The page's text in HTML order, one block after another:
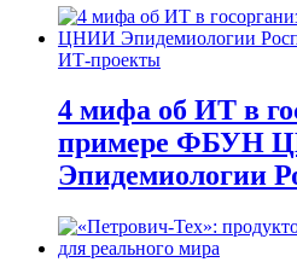
ИТ-проекты
4 мифа об ИТ в
примере ФБУН
Эпидемиологии